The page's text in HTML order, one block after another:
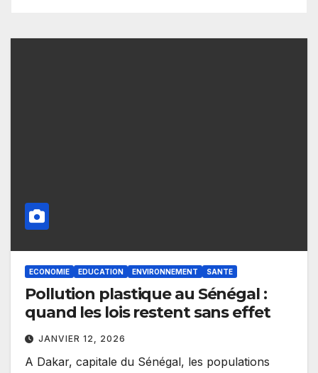
ECONOMIE EDUCATION ENVIRONNEMENT SANTE
Pollution plastique au Sénégal :
quand les lois restent sans effet
JANVIER 12, 2026
A Dakar, capitale du Sénégal, les populations